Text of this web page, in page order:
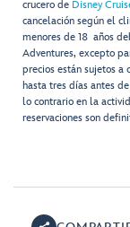
crucero de Disney
cancelación según el
menores de 18 años
Adventures, excepto
precios están sujetos a
hasta tres días antes
lo contrario en la
reservaciones son